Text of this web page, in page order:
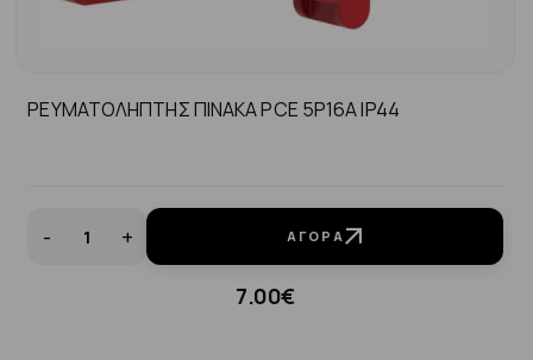
ΡΕΥΜΑΤΟΛΗΠΤΗΣ ΠΙΝΑΚΑ PCE 5P16A ΙP44
- + ΑΓΟΡΆ
7.00€